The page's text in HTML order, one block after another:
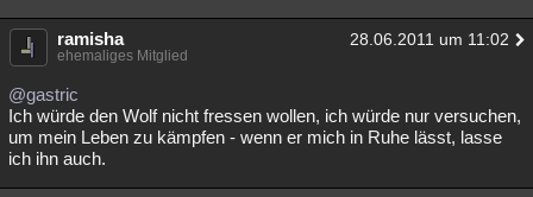
ramisha 28.06.2011 um 11:02
ehemaliges Mitglied
@gastric
Ich würde den Wolf nicht fressen wollen, ich würde nur versuchen,
um mein Leben zu kämpfen - wenn er mich in Ruhe lässt, lasse
ich ihn auch.